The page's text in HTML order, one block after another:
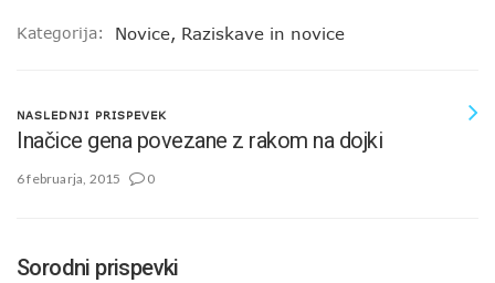
Kategorija: Novice, Raziskave in novice
NASLEDNJI PRISPEVEK
Inačice gena povezane z rakom na dojki
6 februarja, 2015 0
Sorodni prispevki